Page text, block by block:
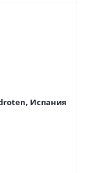
Испания